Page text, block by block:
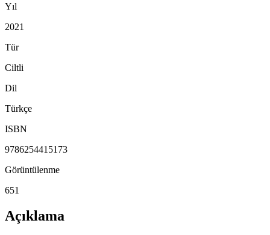
Yıl
2021
Tür
Ciltli
Dil
Türkçe
ISBN
9786254415173
Görüntülenme
651
Açıklama